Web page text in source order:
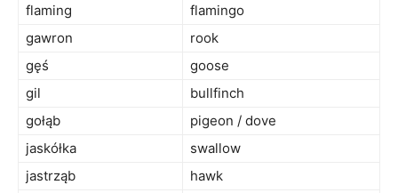
flaming
flamingo
gawron
rook
gęś
goose
gil
bullfinch
gołąb
pigeon / dove
jaskółka
swallow
jastrząb
hawk